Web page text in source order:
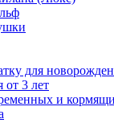
для
от 3 лет
и